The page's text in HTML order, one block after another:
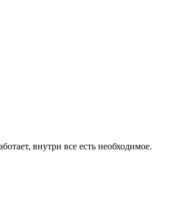
внутри все есть необходимое.